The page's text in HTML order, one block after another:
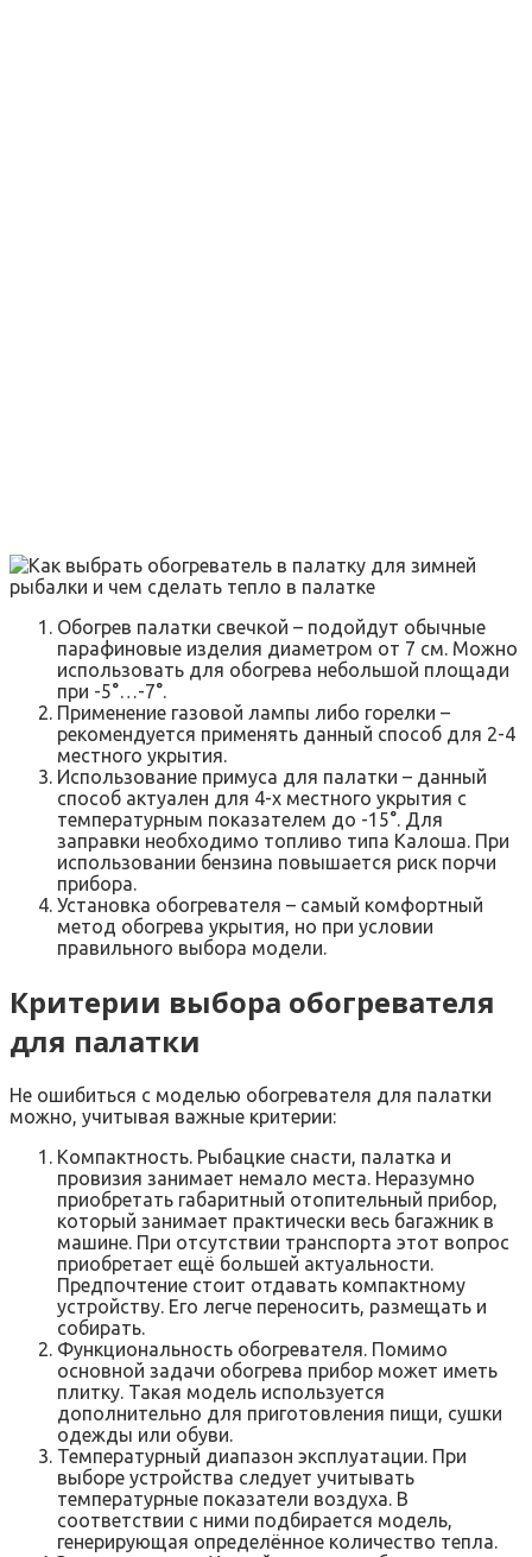
Обогрев палатки свечкой – подойдут обычные
парафиновые изделия диаметром от 7 см. Можно
использовать для обогрева небольшой площади
при -5°…-7°.
Применение газовой лампы либо горелки –
рекомендуется применять данный способ для 2-4
местного укрытия.
Использование примуса для палатки – данный
способ актуален для 4-х местного укрытия с
температурным показателем до -15°. Для
заправки необходимо топливо типа Калоша. При
использовании бензина повышается риск порчи
прибора.
Установка обогревателя – самый комфортный
метод обогрева укрытия, но при условии
правильного выбора модели.
Критерии выбора обогревателя
для палатки
Не ошибиться с моделью обогревателя для палатки
можно, учитывая важные критерии:
Компактность. Рыбацкие снасти, палатка и
провизия занимает немало места. Неразумно
приобретать габаритный отопительный прибор,
который занимает практически весь багажник в
машине. При отсутствии транспорта этот вопрос
приобретает ещё большей актуальности.
Предпочтение стоит отдавать компактному
устройству. Его легче переносить, размещать и
собирать.
Функциональность обогревателя. Помимо
основной задачи обогрева прибор может иметь
плитку. Такая модель используется
дополнительно для приготовления пищи, сушки
одежды или обуви.
Температурный диапазон эксплуатации. При
выборе устройства следует учитывать
температурные показатели воздуха. В
соответствии с ними подбирается модель,
генерирующая определённое количество тепла.